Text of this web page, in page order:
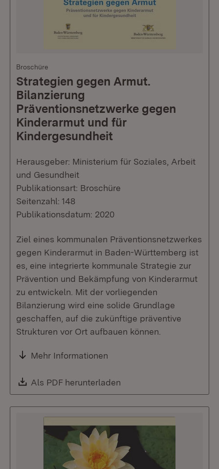
Broschüre
Strategien gegen Armut.
Bilanzierung
Präventionsnetzwerke gegen
Kinderarmut und für
Kindergesundheit
Herausgeber: Ministerium für Soziales, Arbeit
und Gesundheit
Publikationsart: Broschüre
Seitenzahl: 148
Publikationsdatum: 2020
Ziel eines kommunalen Präventionsnetzwerkes
gegen Kinderarmut in Baden-Württemberg ist
es, eine integrierte kommunale Strategie zur
Prävention und Bekämpfung von Kinderarmut
zu entwickeln. Mit der vorliegenden
Bilanzierung wird eine solide Grundlage
geschaffen, auf die zukünftige präventive
Strukturen vor Ort aufbauen können.
Mehr Informationen
Download:
Als PDF herunterladen